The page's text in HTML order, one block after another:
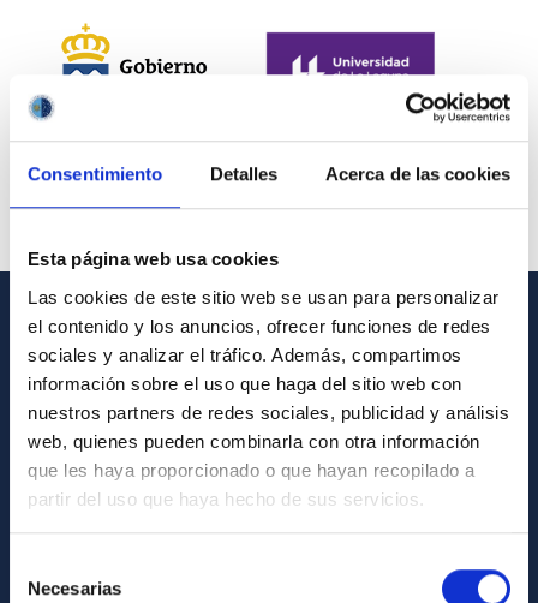
Consentimiento Detalles Acerca de las cookies
Esta página web usa cookies
Las cookies de este sitio web se usan para personalizar
el contenido y los anuncios, ofrecer funciones de redes
sociales y analizar el tráfico. Además, compartimos
información sobre el uso que haga del sitio web con
nuestros partners de redes sociales, publicidad y análisis
web, quienes pueden combinarla con otra información
que les haya proporcionado o que hayan recopilado a
partir del uso que haya hecho de sus servicios.
Necesarias
INFORMACIÓN GENERAL
Contacto
Cómo llegar al IAC
Directorio de personal
Biblioteca